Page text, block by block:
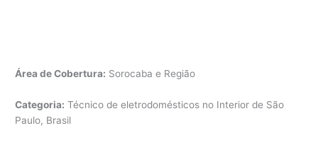
Área de Cobertura: Sorocaba e Região
Categoria: Técnico de eletrodomésticos no Interior de São
Paulo, Brasil